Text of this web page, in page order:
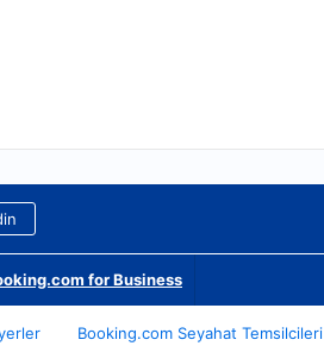
for Business
Booking.com Seyahat Temsilcileri